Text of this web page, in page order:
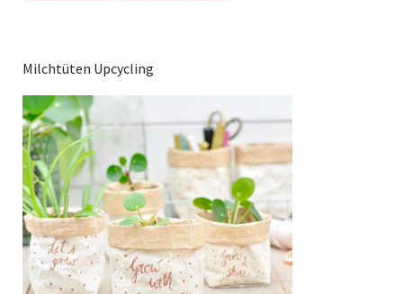
Milchtüten Upcycling